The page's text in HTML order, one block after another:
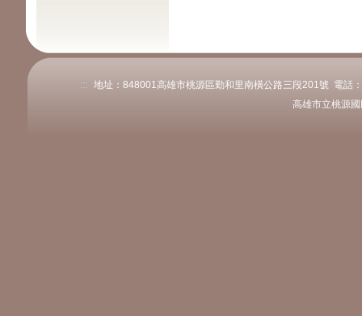
:::
地址：848001高雄市桃源區勤和里南橫公路三段201號 電
高雄市立桃源